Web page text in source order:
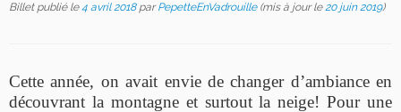
Billet publié le4 avril 2018 parPepetteEnVadrouille(mis à jour le20 juin 2019)
Cette année, on avait envie de changer d’ambiance en
découvrant la montagne et surtout la neige! Pour une